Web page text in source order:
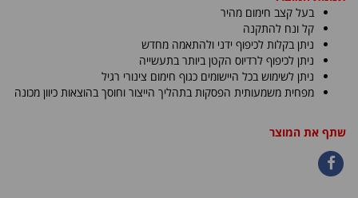
בעל קצב חימום מהיר
קל ונח להתקנה
ניתן בקלות לכיפוף ידני ולהתאמה מחדש
ניתן לכיפוף לרדיוס הקטן ביותר בתעשייה
ניתן לשימוש בכל היישומים כגוף חימום צינורי רגיל
מפחית משמעותית הפסקות בתהליך הייצור וחוסך בהוצאות כיוון מכונה
שתף את המוצר